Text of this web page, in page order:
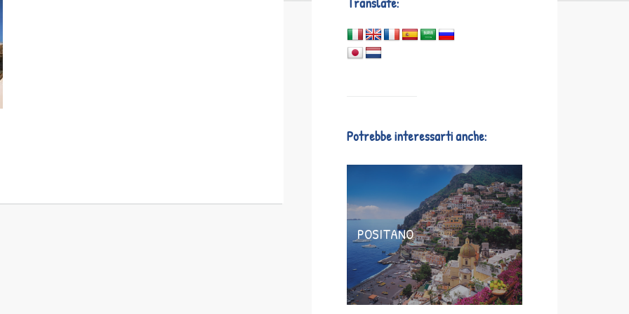
Potrebbe interessarti anche:
POSITANO